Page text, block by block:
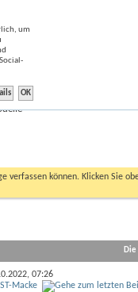
verfassen können. Klicken Sie
07:26
ST-Macke
um